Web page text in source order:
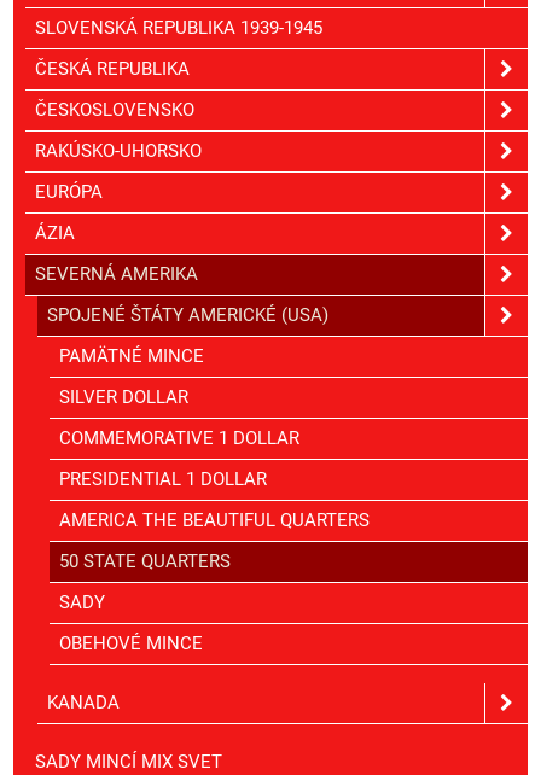
SLOVENSKÁ REPUBLIKA 1939-1945
ČESKÁ REPUBLIKA
ČESKOSLOVENSKO
RAKÚSKO-UHORSKO
EURÓPA
ÁZIA
SEVERNÁ AMERIKA
SPOJENÉ ŠTÁTY AMERICKÉ (USA)
PAMÄTNÉ MINCE
SILVER DOLLAR
COMMEMORATIVE 1 DOLLAR
PRESIDENTIAL 1 DOLLAR
AMERICA THE BEAUTIFUL QUARTERS
50 STATE QUARTERS
SADY
OBEHOVÉ MINCE
KANADA
SADY MINCÍ MIX SVET